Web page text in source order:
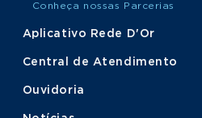
Conheça nossas Parcerias
Aplicativo Rede D'Or
Central de Atendimento
Ouvidoria